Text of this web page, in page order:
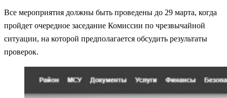
Все мероприятия должны быть проведены до 29 марта, когда
пройдет очередное заседание Комиссии по чрезвычайной
ситуации, на которой предполагается обсудить результаты
проверок.